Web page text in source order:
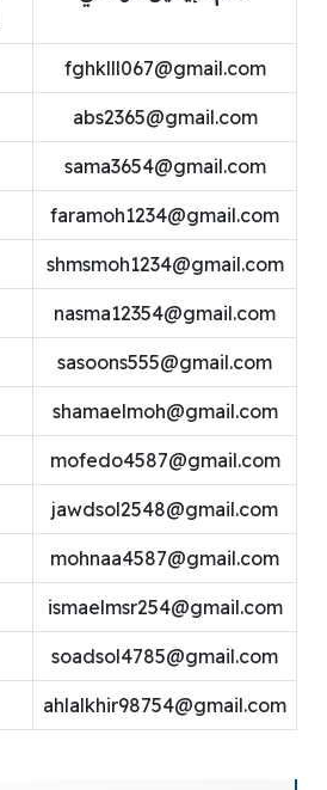
fghklll067@gmail.com
abs2365@gmail.com
sama3654@gmail.com
faramoh1234@gmail.com
shmsmoh1234@gmail.com
nasma12354@gmail.com
sasoons555@gmail.com
shamaelmoh@gmail.com
mofedo4587@gmail.com
jawdsol2548@gmail.com
mohnaa4587@gmail.com
ismaelmsr254@gmail.com
soadsol4785@gmail.com
ahlalkhir98754@gmail.com